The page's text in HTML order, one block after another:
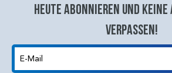
Heute abonnieren und
verpassen!